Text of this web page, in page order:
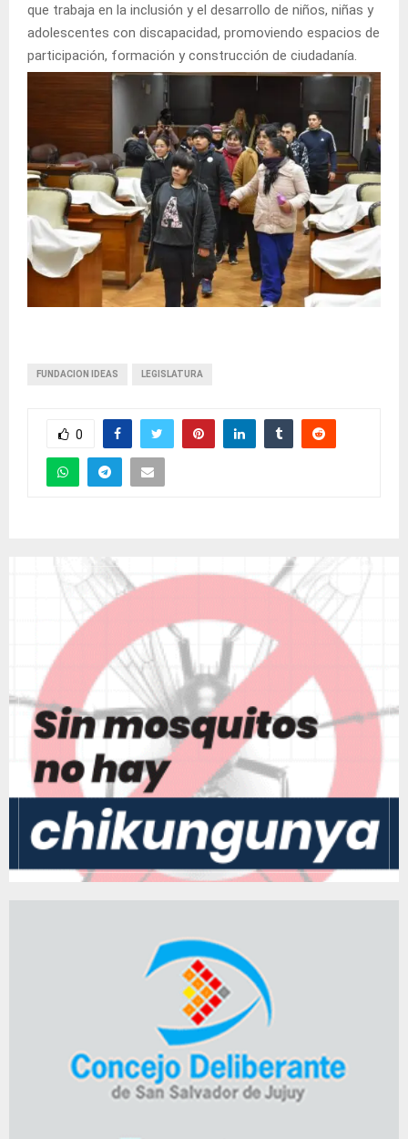
que trabaja en la inclusión y el desarrollo de niños, niñas y
adolescentes con discapacidad, promoviendo espacios de
participación, formación y construcción de ciudadanía.
FUNDACION IDEAS LEGISLATURA
0